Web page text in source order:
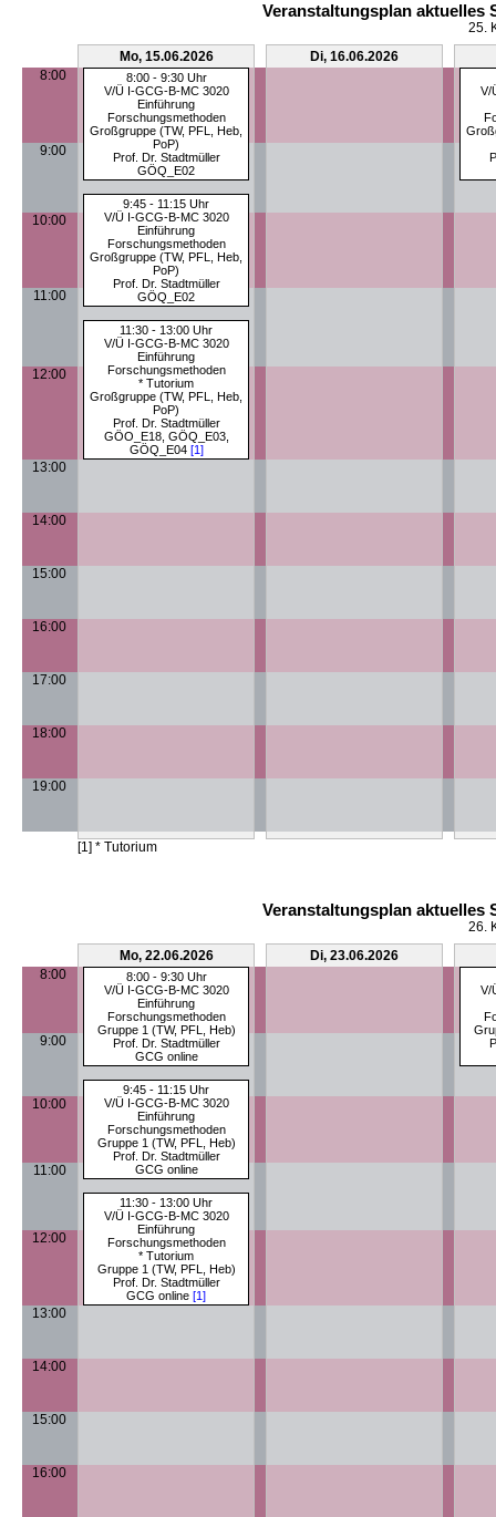
Veranstaltungsplan aktuelles
25.
Mo, 15.06.2026
Di, 16.06.2026
8:00
8:00 - 9:30 Uhr
V/Ü I-GCG-B-MC 3020
Einführung
Forschungsmethoden
Großgruppe (TW, PFL, Heb,
PoP)
Prof. Dr. Stadtmüller
GÖQ_E02
V/
9:00
9:45 - 11:15 Uhr
V/Ü I-GCG-B-MC 3020
Einführung
Forschungsmethoden
Großgruppe (TW, PFL, Heb,
PoP)
Prof. Dr. Stadtmüller
GÖQ_E02
10:00
11:00
11:30 - 13:00 Uhr
V/Ü I-GCG-B-MC 3020
Einführung
Forschungsmethoden
* Tutorium
Großgruppe (TW, PFL, Heb,
PoP)
Prof. Dr. Stadtmüller
GÖO_E18, GÖQ_E03,
GÖQ_E04[1]
12:00
13:00
14:00
15:00
16:00
17:00
18:00
19:00
[1] * Tutorium
Veranstaltungsplan aktuelles
26.
Mo, 22.06.2026
Di, 23.06.2026
8:00
8:00 - 9:30 Uhr
V/Ü I-GCG-B-MC 3020
Einführung
Forschungsmethoden
Gruppe 1 (TW, PFL, Heb)
Prof. Dr. Stadtmüller
GCG online
V/
9:00
9:45 - 11:15 Uhr
V/Ü I-GCG-B-MC 3020
Einführung
Forschungsmethoden
Gruppe 1 (TW, PFL, Heb)
Prof. Dr. Stadtmüller
GCG online
10:00
11:00
11:30 - 13:00 Uhr
V/Ü I-GCG-B-MC 3020
Einführung
Forschungsmethoden
* Tutorium
Gruppe 1 (TW, PFL, Heb)
Prof. Dr. Stadtmüller
GCG online [1]
12:00
13:00
14:00
15:00
16:00